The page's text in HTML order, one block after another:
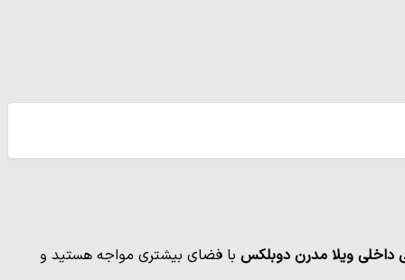
داخلی ویلا مدرن دوبلکس با فضای بیشتری مواجه هستید و